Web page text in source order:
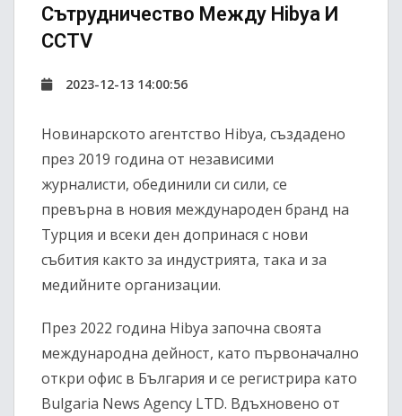
Сътрудничество Между Hibya И
CCTV
2023-12-13 14:00:56
Новинарското агентство Hibya, създадено
през 2019 година от независими
журналисти, обединили си сили, се
превърна в новия международен бранд на
Турция и всеки ден допринася с нови
събития както за индустрията, така и за
медийните организации.
През 2022 година Hibya започна своята
международна дейност, като първоначално
откри офис в България и се регистрира като
Bulgaria News Agency LTD. Вдъхновено от